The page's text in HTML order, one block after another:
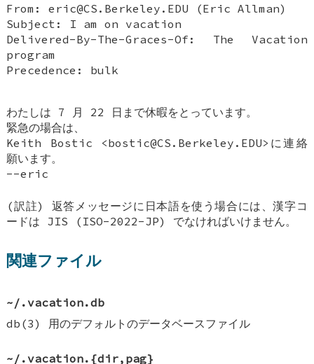
From: eric@CS.Berkeley.EDU (Eric Allman)
Subject: I am on vacation
Delivered-By-The-Graces-Of: The Vacation
program
Precedence: bulk
わたしは 7 月 22 日まで休暇をとっています。
緊急の場合は、
Keith Bostic <bostic@CS.Berkeley.EDU>に連絡
願います。
--eric
(訳註) 返答メッセージに日本語を使う場合には、漢字コ
ードは JIS (ISO-2022-JP) でなければいけません。
関連ファイル
~/.vacation.db
db(3) 用のデフォルトのデータベースファイル
~/.vacation.{dir,pag}